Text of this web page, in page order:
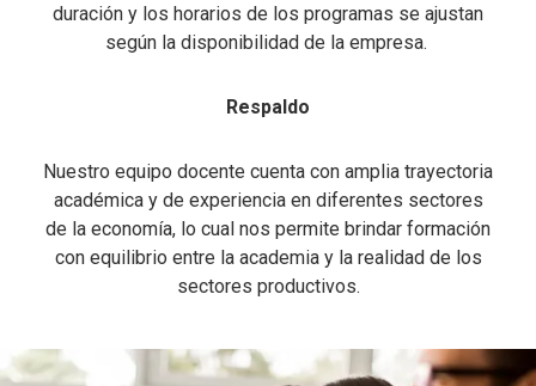
duración y los horarios de los programas se ajustan
según la disponibilidad de la empresa.
Respaldo
Nuestro equipo docente cuenta con amplia trayectoria
académica y de experiencia en diferentes sectores
de la economía, lo cual nos permite brindar formación
con equilibrio entre la academia y la realidad de los
sectores productivos.